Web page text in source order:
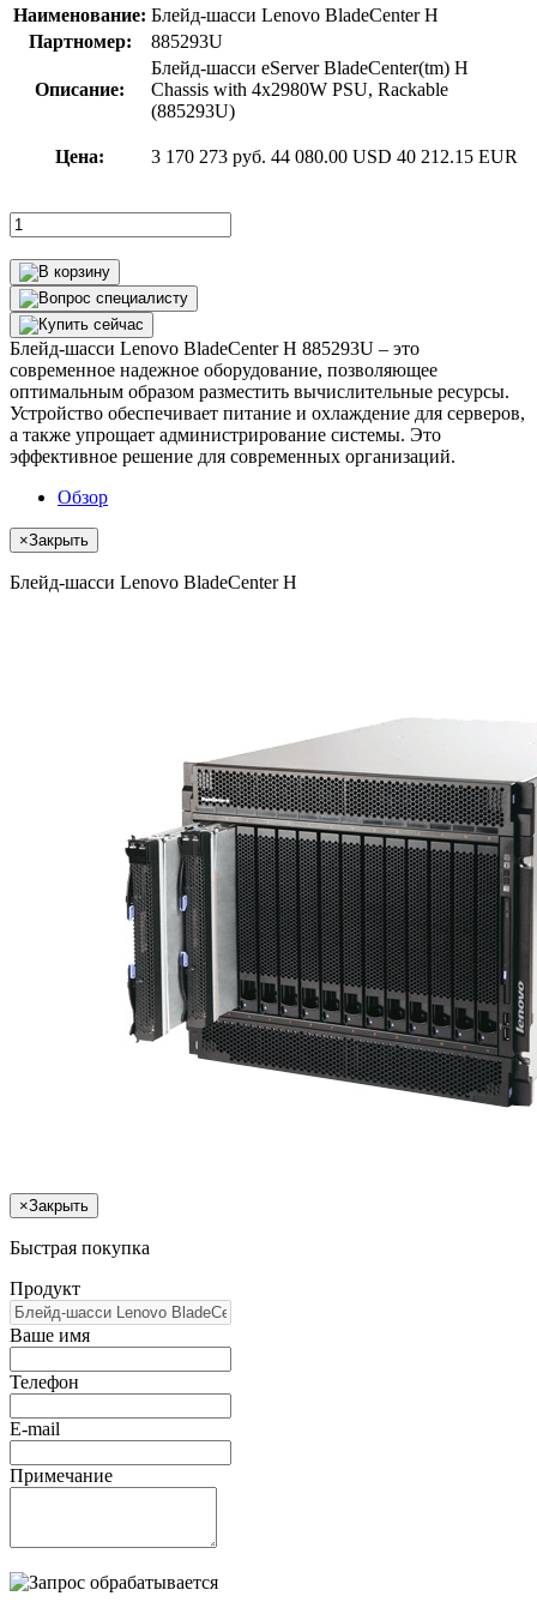
Наименование: Блейд-шасси Lenovo BladeCenter H
Партномер:
885293U
Описание:
Блейд-шасси eServer BladeCenter(tm) H
Chassis with 4x2980W PSU, Rackable
(885293U)
Цена: 3 170 273 руб. 44 080.00 USD 40 212.15 EUR
Блейд-шасси Lenovo BladeCenter H 885293U – это
современное надежное оборудование, позволяющее
оптимальным образом разместить вычислительные ресурсы.
Устройство обеспечивает питание и охлаждение для серверов,
а также упрощает администрирование системы. Это
эффективное решение для современных организаций.
Обзор
×Закрыть
Блейд-шасси Lenovo BladeCenter H
×Закрыть
Быстрая покупка
Продукт
Ваше имя
Телефон
E-mail
Примечание